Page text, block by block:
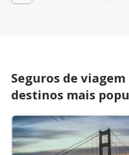
Seguros de viagem
destinos mais